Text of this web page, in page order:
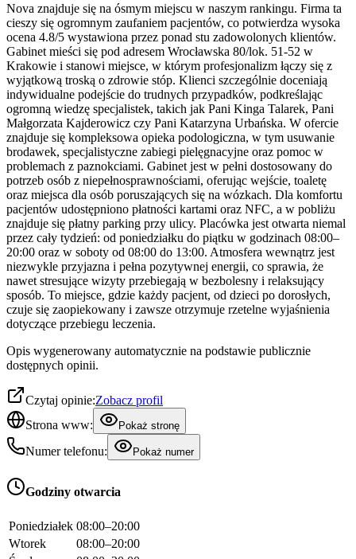
Nova znajduje się na ósmym miejscu w naszym rankingu. Firma ta
cieszy się ogromnym zaufaniem pacjentów, co potwierdza wysoka
ocena 4.8/5 wystawiona przez ponad stu zadowolonych klientów.
Gabinet mieści się pod adresem Wrocławska 80/lok. 51-52 w
Krakowie i stanowi miejsce, w którym profesjonalizm łączy się z
wyjątkową troską o zdrowie stóp. Klienci szczególnie doceniają
indywidualne podejście do trudnych przypadków, podkreślając
ogromną wiedzę specjalistek, takich jak Pani Kinga Talarek, Pani
Małgorzata Kajderowicz czy Pani Katarzyna Urbańska. W ofercie
znajduje się kompleksowa opieka podologiczna, w tym usuwanie
brodawek, specjalistyczne zabiegi pielęgnacyjne oraz pomoc w
problemach z paznokciami. Gabinet jest w pełni dostosowany do
potrzeb osób z niepełnosprawnościami, oferując wejście, toaletę
oraz miejsca dla osób poruszających się na wózkach. Dla komfortu
pacjentów udostępniono płatności kartami oraz NFC, a w pobliżu
znajduje się płatny parking przy ulicy. Placówka jest otwarta niemal
przez cały tydzień: od poniedziałku do piątku w godzinach 08:00–
20:00 oraz w soboty od 08:00 do 13:00. Atmosfera wewnątrz jest
niezwykle przyjazna i pełna pozytywnej energii, co sprawia, że
nawet stresujące wizyty przebiegają w bezbolesny i relaksujący
sposób. To miejsce, gdzie każdy pacjent, od dzieci po dorosłych,
czuje się zaopiekowany i zawsze otrzymuje rzetelne wyjaśnienia
dotyczące przebiegu leczenia.
Opis wygenerowany automatycznie na podstawie publicznie
dostępnych opinii.
Czytaj opinie:Zobacz profil
Strona www:
Pokaż stronę
Numer telefonu: Pokaż numer
Godziny otwarcia
Poniedziałek 08:00–20:00
Wtorek
08:00–20:00